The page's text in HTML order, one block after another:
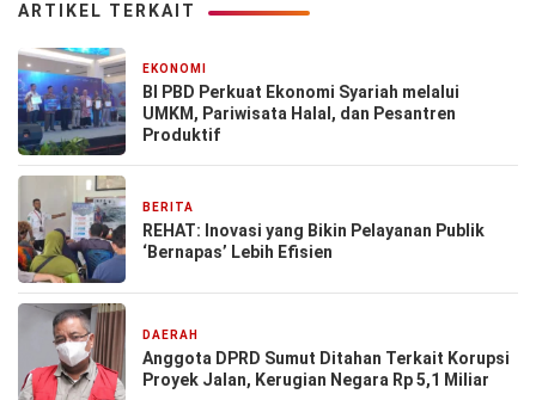
ARTIKEL TERKAIT
EKONOMI
BI PBD Perkuat Ekonomi Syariah melalui
UMKM, Pariwisata Halal, dan Pesantren
Produktif
BERITA
REHAT: Inovasi yang Bikin Pelayanan Publik
‘Bernapas’ Lebih Efisien
DAERAH
Anggota DPRD Sumut Ditahan Terkait Korupsi
Proyek Jalan, Kerugian Negara Rp 5,1 Miliar